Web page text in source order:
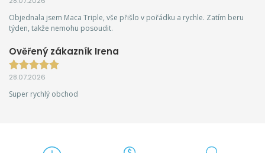
Objednala jsem Maca Triple, vše přišlo v pořádku a rychle. Zatím beru
týden, takže nemohu posoudit.
Ověřený zákazník Irena
28.07.2026
Super rychlý obchod